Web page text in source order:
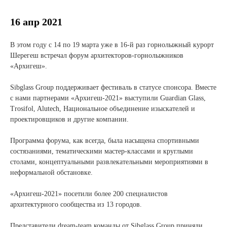
Продажа недвижимости
Продукция
Листовое стекло
Стекло для строительства и интерьера
Стекло для мебели, оборудования и бытовой техники
Комплектующие для переработки стекла
заказчиков
Техподдержка
16 апр 2021
В этом году с 14 по 19 марта уже в 16-й раз горнолыжный курорт
Шерегеш встречал форум архитекторов-горнолыжников
«Архигеш».
Sibglass Group поддерживает фестиваль в статусе спонсора. Вместе
с нами партнерами «Архигеш-2021» выступили Guardian Glass,
Trosifol, Alutech, Национальное объединение изыскателей и
проектировщиков и другие компании.
Программа форума, как всегда, была насыщена спортивными
состязаниями, тематическими мастер-классами и круглыми
столами, концептуальными развлекательными мероприятиями в
неформальной обстановке.
«Архигеш-2021» посетили более 200 специалистов
архитектурного сообщества из 13 городов.